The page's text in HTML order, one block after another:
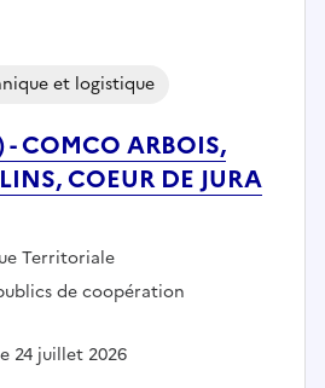
COMCO ARBOIS,
COEUR DE JURA
et logistique
:Territoriale
de coopération
24 juillet 2026